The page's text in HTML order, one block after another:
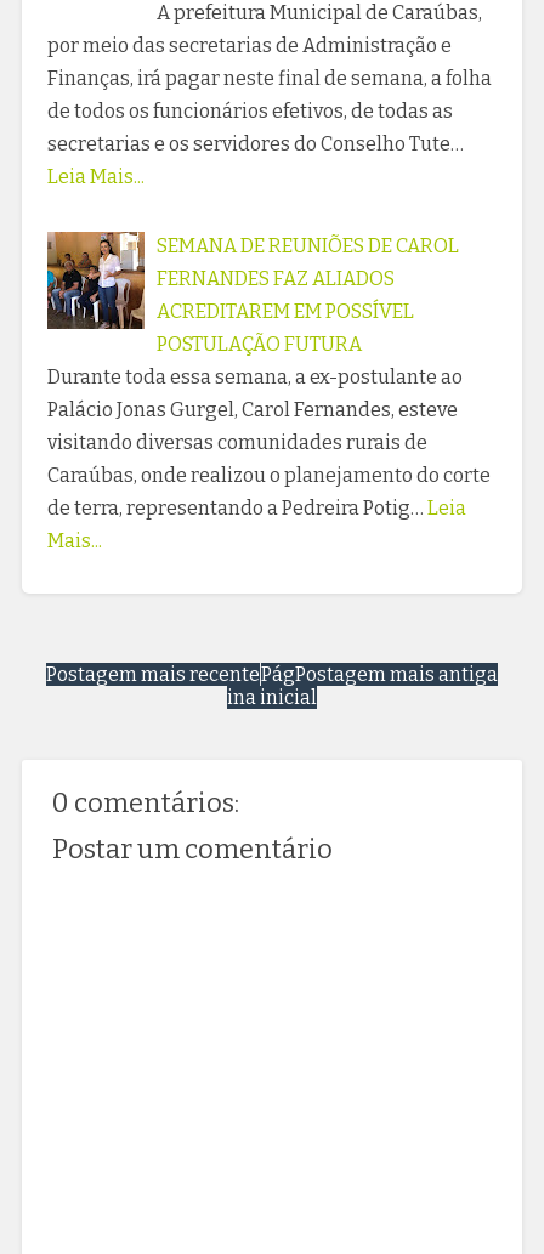
A prefeitura Municipal de Caraúbas,
por meio das secretarias de Administração e
Finanças, irá pagar neste final de semana, a folha
de todos os funcionários efetivos, de todas as
secretarias e os servidores do Conselho Tute…
Leia Mais...
SEMANA DE REUNIÕES DE CAROL
FERNANDES FAZ ALIADOS
ACREDITAREM EM POSSÍVEL
POSTULAÇÃO FUTURA
Durante toda essa semana, a ex-postulante ao
Palácio Jonas Gurgel, Carol Fernandes, esteve
visitando diversas comunidades rurais de
Caraúbas, onde realizou o planejamento do corte
de terra, representando a Pedreira Potig… Leia
Mais...
Postagem mais recente Postagem mais antiga
Pág
ina inicial
0 comentários:
Postar um comentário